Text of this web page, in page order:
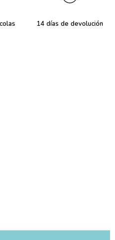
14 días de devolución